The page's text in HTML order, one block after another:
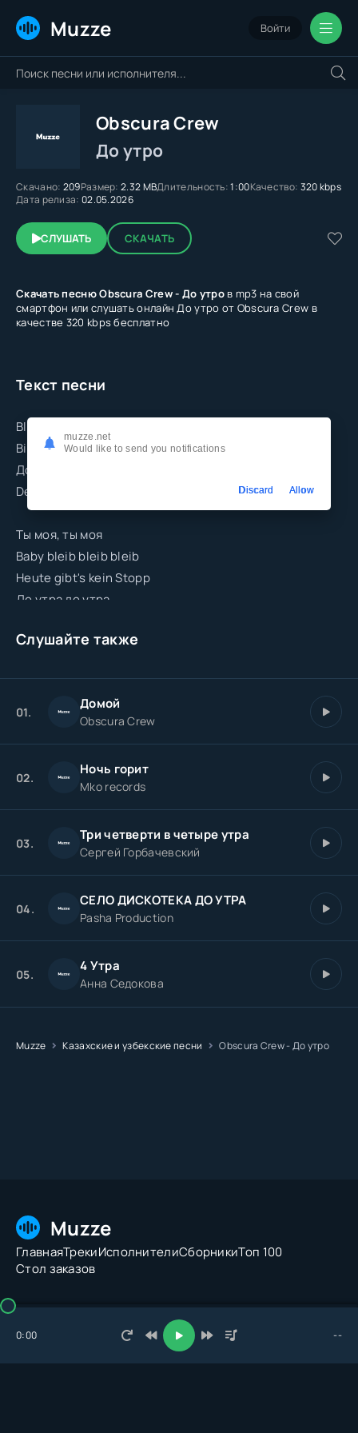
Muzze Войти
Obscura Crew
До утро
Скачано: 209Размер: 2.32 MBДлительность:1:00Качество: 320 kbps
Дата релиза: 02.05.2026
СЛУШАТЬ СКАЧАТЬ
Скачать песню Obscura Crew - До утров mp3 на свой
смартфон или слушать онлайн До утро от Obscura Crew в
качестве 320 kbps бесплатно
Текст песни
Bleib bleib bleib
Bis die Sonne kommt
До утра до утра
Deine Lippen sagen mehr als dein Mund verspricht
Ты моя, ты моя
Baby bleib bleib bleib
Heute gibt's kein Stopp
До утра до утра
Слушайте также
01. Домой
Obscura Crew
02. Ночь горит
Mko records
03. Три четверти в четыре утра
Сергей Горбачевский
04. СЕЛО ДИСКОТЕКА ДО УТРА
Pasha Production
05. 4 Утра
Анна Седокова
Muzze Казахские и узбекские песни Obscura Crew - До утро
Muzze
ГлавнаяТрекиИсполнителиСборникиТоп 100
Стол заказов
© 2026 Muzze.net. Все права защищены. Администрация:
0:00 --
muzze.net
Would like to send you notifications
Discard Allow